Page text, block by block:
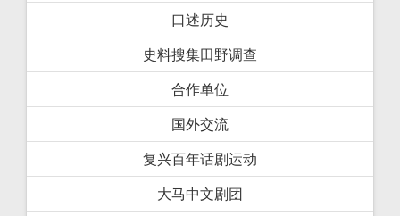
口述历史
史料搜集田野调查
合作单位
国外交流
复兴百年话剧运动
大马中文剧团